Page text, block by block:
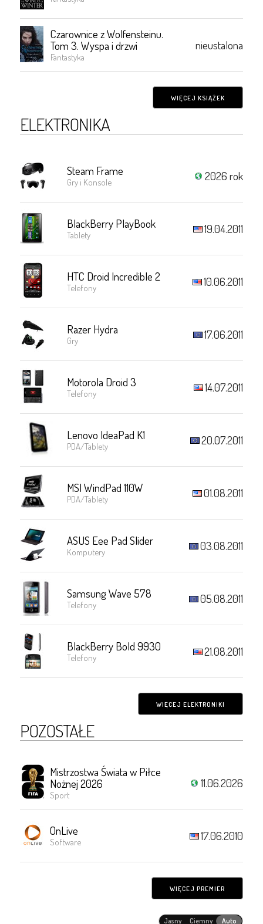
Czarownice z Wolfensteinu.
Tom 3. Wyspa i drzwi
Fantastyka
nieustalona
WIĘCEJ KSIĄŻEK
ELEKTRONIKA
Steam Frame
Gry i Konsole 2026 rok
BlackBerry PlayBook
Tablety 19.04.2011
HTC Droid Incredible 2
Telefony 10.06.2011
Razer Hydra
Gry 17.06.2011
Motorola Droid 3
Telefony 14.07.2011
Lenovo IdeaPad K1
PDA/Tablety 20.07.2011
MSI WindPad 110W
PDA/Tablety 01.08.2011
ASUS Eee Pad Slider
Komputery 03.08.2011
Samsung Wave 578
Telefony 05.08.2011
BlackBerry Bold 9930
Telefony 21.08.2011
WIĘCEJ ELEKTRONIKI
POZOSTAŁE
Mistrzostwa Świata w Piłce
Nożnej 2026
Sport
11.06.2026
OnLive
Software 17.06.2010
WIĘCEJ PREMIER
Jasny Ciemny Auto